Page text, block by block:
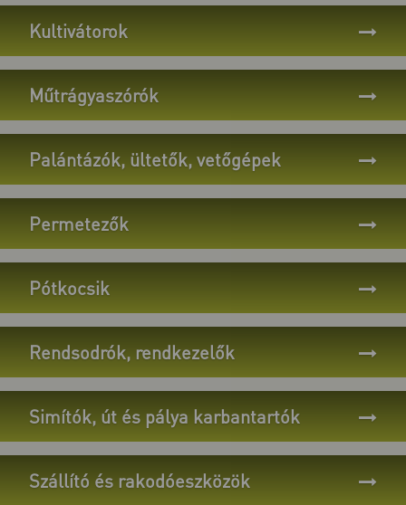
Kultivátorok
Műtrágyaszórók
Palántázók, ültetők, vetőgépek
Permetezők
Pótkocsik
Rendsodrók, rendkezelők
Simítók, út és pálya karbantartók
Szállító és rakodóeszközök